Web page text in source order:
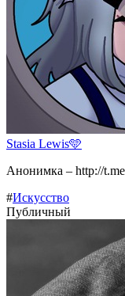
Stasia Lewis🩵
Анонимка – http://
#Искусство
Публичный